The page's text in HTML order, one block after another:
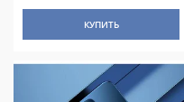
КУПИТЬ